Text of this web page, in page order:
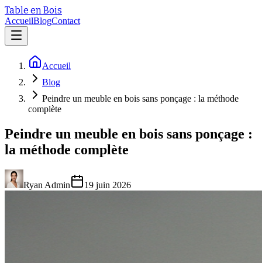
Table en Bois
AccueilBlogContact
Accueil
Blog
Peindre un meuble en bois sans ponçage : la méthode
complète
Peindre un meuble en bois sans ponçage :
la méthode complète
Ryan Admin 19 juin 2026